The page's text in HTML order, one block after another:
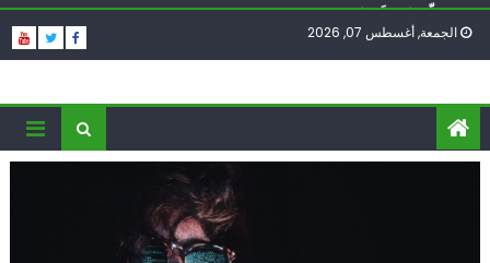
سلّموا تسلَموا
الغرب يدفن اتفاقاً وُلد ميتاً | إيران تحت العقوبات: جاهزون
ناشطة أمريكية يهودية تدعو الدول العربية لوقف التطبيع
أيّ تحدّيات يواجهها حزب الله؟
الجمعة, أغسطس 07, 2026